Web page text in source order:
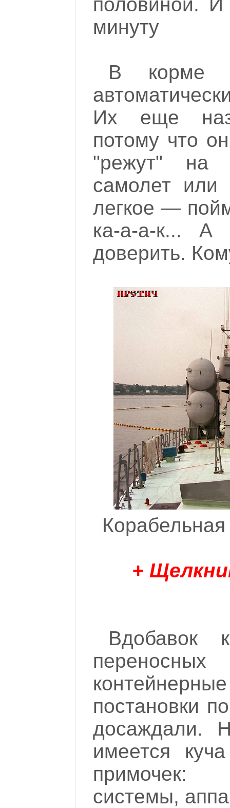
минуту
В корме
Их еще
потому что
"режут" на
самолет или
легкое —
ка-а-а-к... А
доверить.
+
постановки
досаждали.
имеется
примочек:
системы,